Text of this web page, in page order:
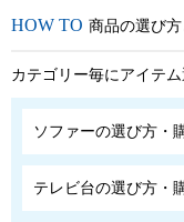
商品の選び
カテゴリー毎にアイテ
ソファーの選び方・
テレビ台の選び方・